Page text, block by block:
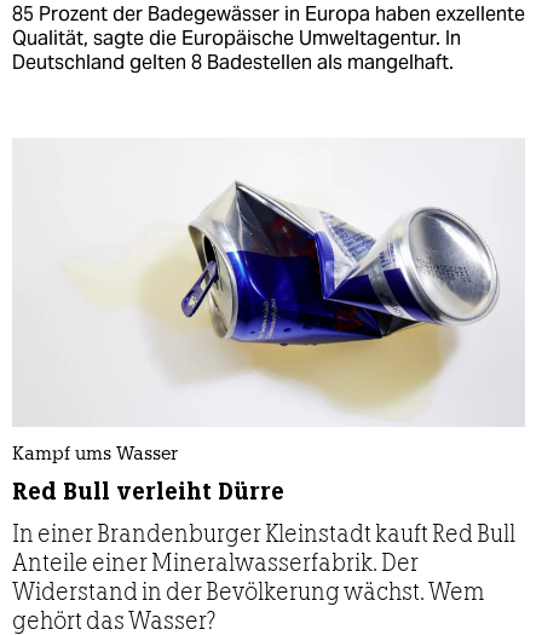
85 Prozent der Badegewässer in Europa haben exzellente
Qualität, sagte die Europäische Umweltagentur. In
Deutschland gelten 8 Badestellen als mangelhaft.
Kampf ums Wasser
Red Bull verleiht Dürre
In einer Brandenburger Kleinstadt kauft Red Bull
Anteile einer Mineralwasserfabrik. Der
Widerstand in der Bevölkerung wächst. Wem
gehört das Wasser?